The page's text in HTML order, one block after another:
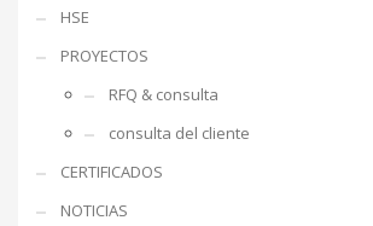
HSE
PROYECTOS
RFQ & consulta
consulta del cliente
CERTIFICADOS
NOTICIAS